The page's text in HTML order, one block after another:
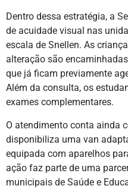
Dentro dessa estratégia, a
de acuidade visual nas
escala de Snellen. As
alteração são
que já ficam previamente
Além da consulta, os
exames complementares.
O atendimento conta ainda
disponibiliza uma van
equipada com aparelhos
ação faz parte de uma
municipais de Saúde e